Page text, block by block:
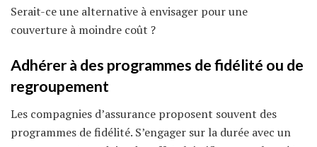
Serait-ce une alternative à envisager pour une
couverture à moindre coût ?
Adhérer à des programmes de fidélité ou de
regroupement
Les compagnies d’assurance proposent souvent des
programmes de fidélité. S’engager sur la durée avec un